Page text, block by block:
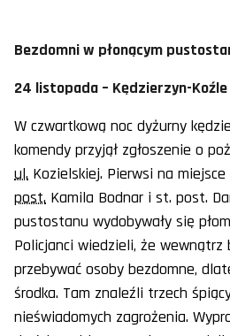
Bezdomni w płonącym
24 listopada – Kędzierzyn-Koźle
W czwartkową noc dyżurny
komendy przyjął zgłoszenie o
ul. Kozielskiej. Pierwsi na
post. Kamila Bodnar i st. post.
pustostanu wydobywały się
Policjanci wiedzieli, że wewnątrz
przebywać osoby bezdomne,
środka. Tam znaleźli trzech
nieświadomych zagrożenia.